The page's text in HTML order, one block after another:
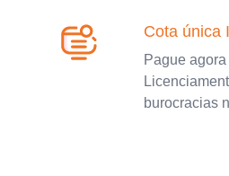
Cota única
Pague
burocracias